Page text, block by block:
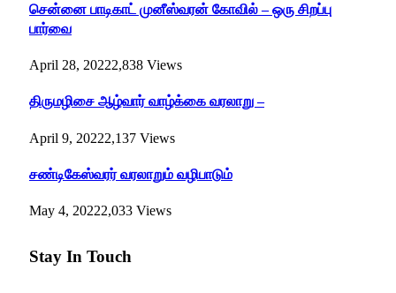
சென்னை பாடிகாட் முனீஸ்வரன் கோவில் – ஒரு சிறப்பு
பார்வை
April 28, 20222,838 Views
திருமழிசை ஆழ்வார் வாழ்க்கை வரலாறு –
April 9, 20222,137 Views
சண்டிகேஸ்வரர் வரலாறும் வழிபாடும்
May 4, 20222,033 Views
Stay In Touch